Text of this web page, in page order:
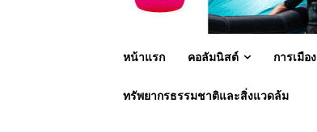
หน้าแรก คอลัมนิสต์ การเมือง
ทรัพยากรธรรมชาติและสิ่งแวดล้ม